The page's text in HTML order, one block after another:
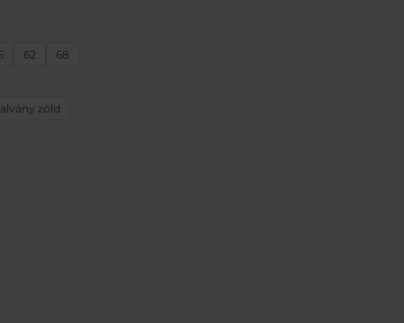
62 68
zöld